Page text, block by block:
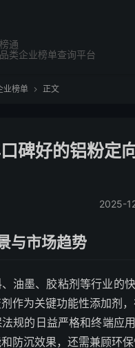
通
类企业榜单查询平台
业榜单  正文
碑好的铝粉定
2025-
与市场趋势
油墨、胶粘剂等行业的
作为关键功能性添加剂
规的日益严格和终端
防沉效果，还需兼顾环保